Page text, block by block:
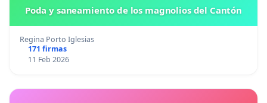
Poda y saneamiento de los magnolios del Cantón
Regina Porto Iglesias
171 firmas
11 Feb 2026